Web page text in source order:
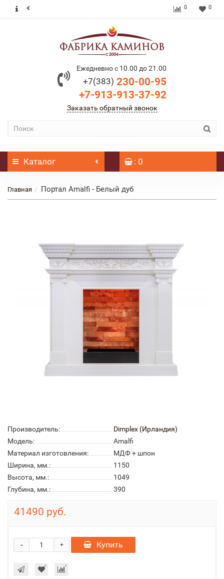
0 0
Ежедневно с 10.00 до 21.00
+7(383) 230-00-95
+7-913-913-37-92
Заказать обратный звонок
Каталог : 0
Главная Портал Amalfi - Белый дуб
Производитель:
Dimplex (Ирландия)
Модель:
Amalfi
Материал изготовления:
МДФ + шпон
Ширина, мм.:
1150
Высота, мм.:
1049
Глубина, мм.:
390
41490 руб.
+
- Купить